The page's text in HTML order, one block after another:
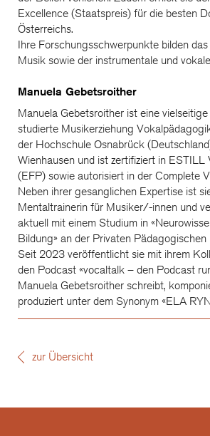
Excellence (Staatspreis) für die besten
Österreichs.
Ihre Forschungsschwerpunkte bilden
Musik sowie der instrumentale und
Manuela Gebetsroither
Manuela Gebetsroither ist eine
studierte Musikerziehung
der Hochschule Osnabrück
Wienhausen und ist zertifiziert in ESTILL
(EFP) sowie autorisiert in der Complete
Neben ihrer gesanglichen Expertise ist
Mentaltrainerin für Musiker/-innen und
aktuell mit einem Studium in
Bildung» an der Privaten Pädagogischen
Seit 2023 veröffentlicht sie mit ihrem
den Podcast «vocaltalk – den Podcast
Manuela Gebetsroither schreibt,
produziert unter dem Synonym «ELA
zur Übersicht